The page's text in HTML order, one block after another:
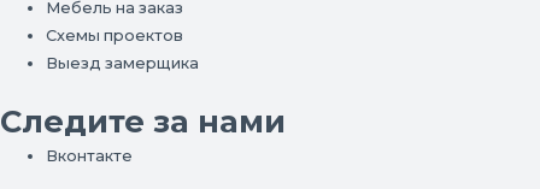
Мебель на заказ
Схемы проектов
Выезд замерщика
Следите за нами
Вконтакте